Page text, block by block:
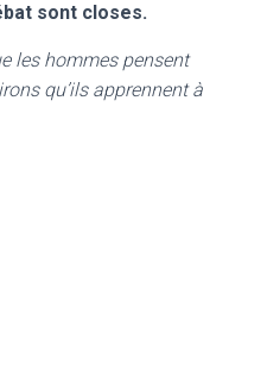
sont closes.
les hommes pensent
qu’ils apprennent à